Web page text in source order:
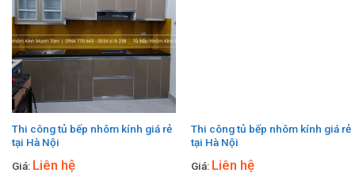
Thi công tủ bếp nhôm kính giá rẻ
tại Hà Nội
Giá: Liên hệ
Thi công tủ bếp nhôm kính giá rẻ
tại Hà Nội
Giá: Liên hệ